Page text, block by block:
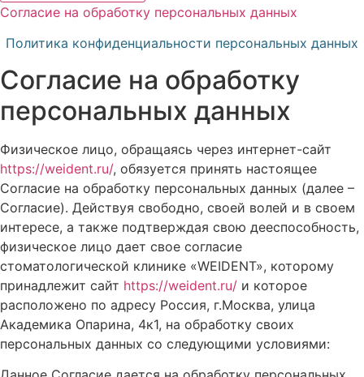
Согласие на обработку персональных данных
Политика конфиденциальности персональных данных
Согласие на обработку
персональных данных
Физическое лицо, обращаясь через интернет-сайт
https://weident.ru/, обязуется принять настоящее
Согласие на обработку персональных данных (далее –
Согласие). Действуя свободно, своей волей и в своем
интересе, а также подтверждая свою дееспособность,
физическое лицо дает свое согласие
стоматологической клинике «WEIDENT», которому
принадлежит сайт https://weident.ru/ и которое
расположено по адресу Россия, г.Москва, улица
Академика Опарина, 4к1, на обработку своих
персональных данных со следующими условиями: